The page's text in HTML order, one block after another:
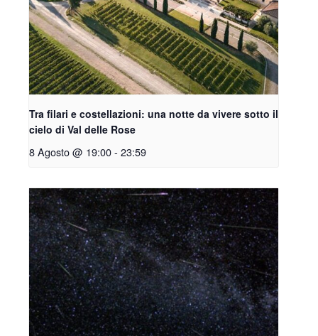
Tra filari e costellazioni: una notte da vivere sotto il
cielo di Val delle Rose
8 Agosto @ 19:00- 23:59